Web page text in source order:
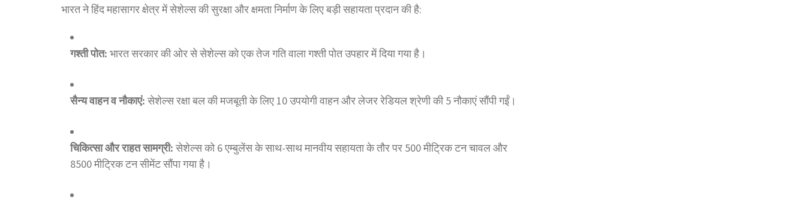
भारत ने हिंद महासागर क्षेत्र में सेशेल्स की सुरक्षा और क्षमता निर्माण के लिए बड़ी सहायता प्रदान की है:
गश्ती पोत: भारत सरकार की ओर से सेशेल्स को एक तेज गति वाला गश्ती पोत उपहार में दिया गया है।
सैन्य वाहन व नौकाएं:सेशेल्स रक्षा बल की मजबूती के लिए 10 उपयोगी वाहन और लेजर रेडियल श्रेणी की 5 नौकाएं सौंपी गईं।
चिकित्सा और राहत सामग्री:सेशेल्स को 6 एम्बुलेंस के साथ-साथ मानवीय सहायता के तौर पर 500 मीट्रिक टन चावल और
8500 मीट्रिक टन सीमेंट सौंपा गया है।